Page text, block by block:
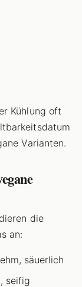
Kühlung oft
Varianten.
die
an:
säuerlich
seifig